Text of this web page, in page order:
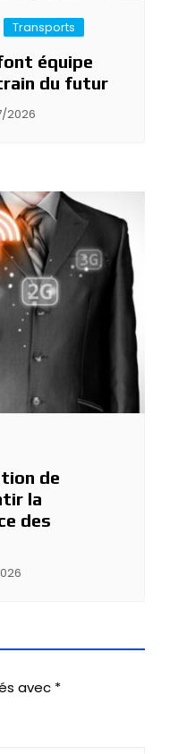
Transports
équipe
du futur
2026
de
la
des
avec *